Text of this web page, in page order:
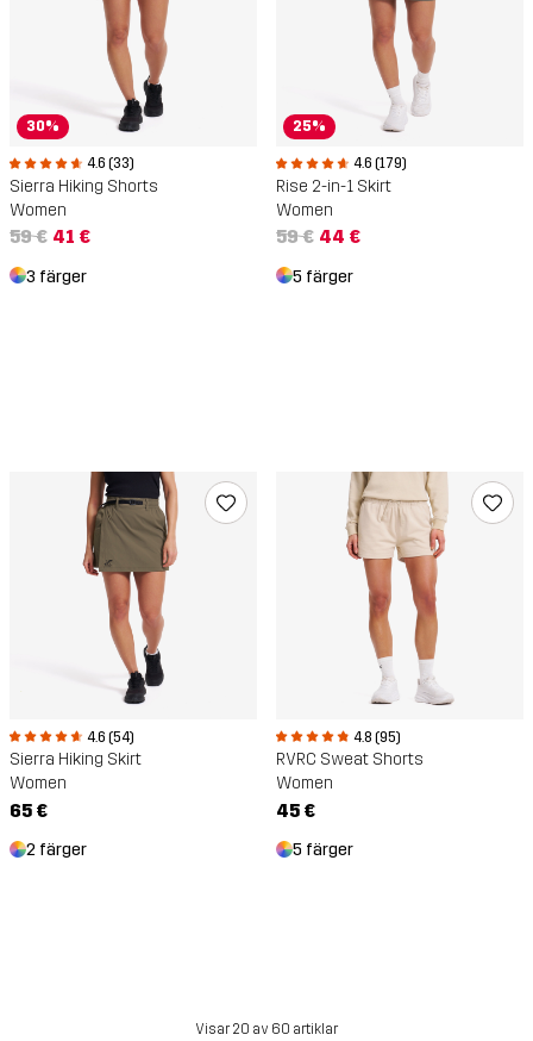
30%
4.6 (33)
Sierra Hiking Shorts
Women
59 € 41 €
3 färger
25%
4.6 (179)
Rise 2-in-1 Skirt
Women
59 € 44 €
5 färger
4.6 (54)
Sierra Hiking Skirt
Women
65 €
2 färger
4.8 (95)
RVRC Sweat Shorts
Women
45 €
5 färger
Visar 20 av 60 artiklar